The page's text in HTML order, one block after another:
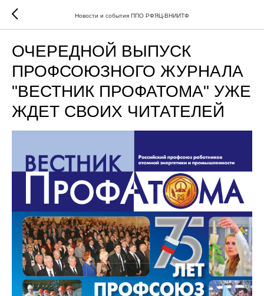
Новости и события ППО РФЯЦ-ВНИИТФ
ОЧЕРЕДНОЙ ВЫПУСК
ПРОФСОЮЗНОГО ЖУРНАЛА
"ВЕСТНИК ПРОФАТОМА" УЖЕ
ЖДЕТ СВОИХ ЧИТАТЕЛЕЙ